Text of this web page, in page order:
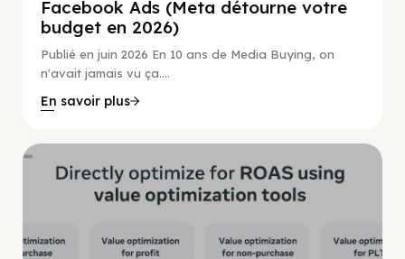
Facebook Ads (Meta détourne votre
budget en 2026)
Publié en juin 2026 En 10 ans de Media Buying, on
n'avait jamais vu ça....
En savoir plus
Guide Facebook